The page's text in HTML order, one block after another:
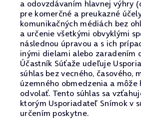
a odovzdávaním hlavnej výhry
pre komerčné a preukazné
komunikačných médiách bez
a určenie všetkými obvyklými
následnou úpravou a s ich
inými dielami alebo zaradením
Účastník Súťaže udeľuje
súhlas bez vecného, časového,
územného obmedzenia a
odvolať. Tento súhlas sa
ktorým Usporiadateľ Snímok v
určením poskytne.